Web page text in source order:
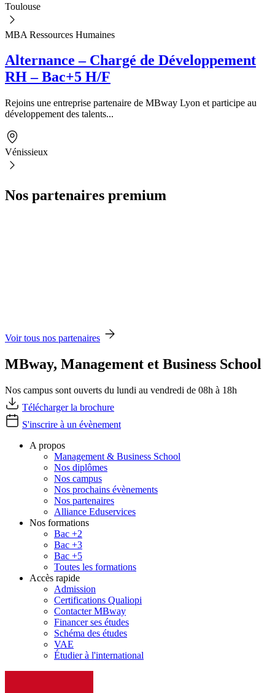
Toulouse
MBA Ressources Humaines
Alternance – Chargé de Développement
RH – Bac+5 H/F
Rejoins une entreprise partenaire de MBway Lyon et participe au
développement des talents...
Vénissieux
Nos partenaires premium
Voir tous nos partenaires
MBway, Management et Business School
Nos campus sont ouverts du lundi au vendredi de 08h à 18h
Télécharger la brochure
S'inscrire à un évènement
A propos
Management & Business School
Nos diplômes
Nos campus
Nos prochains évènements
Nos partenaires
Alliance Eduservices
Nos formations
Bac +2
Bac +3
Bac +5
Toutes les formations
Accès rapide
Admission
Certifications Qualiopi
Contacter MBway
Financer ses études
Schéma des études
VAE
Étudier à l'international